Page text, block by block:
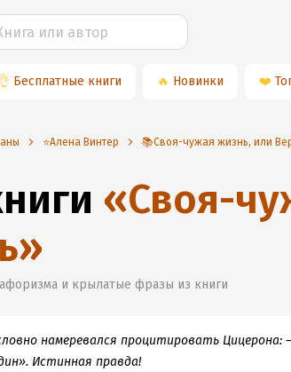
Бесплатные книги 🔥 Новинки ❤️
⭐️Алена Винтер 📚Своя-чужая жизнь, или
«Своя-
»
и крылатые фразы из книги
намеревался процитировать
Истинная правда!